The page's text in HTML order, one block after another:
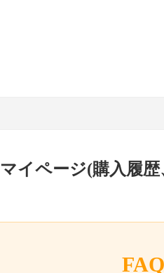
マイページ(購入履